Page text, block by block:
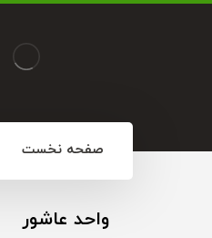
صفحه نخست
واحد عاشور